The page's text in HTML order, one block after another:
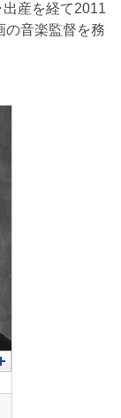
産を経て2011
の音楽監督を務